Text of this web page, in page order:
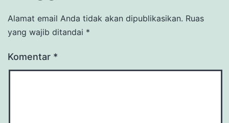
Alamat email Anda tidak akan dipublikasikan. Ruas
yang wajib ditandai *
Komentar *